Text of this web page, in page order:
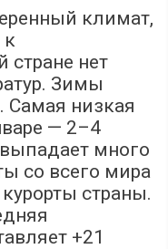
климат,
к
стране нет
Зимы
Самая низкая
— 2–4
много
со всего мира
страны.
+21